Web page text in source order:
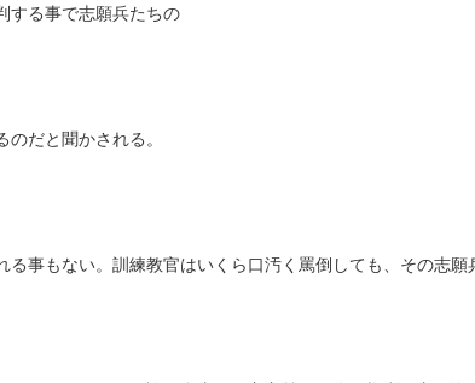
する事で志願兵たちの
だと聞かされる。
事もない。訓練教官はいくら口汚く罵倒しても、その志願